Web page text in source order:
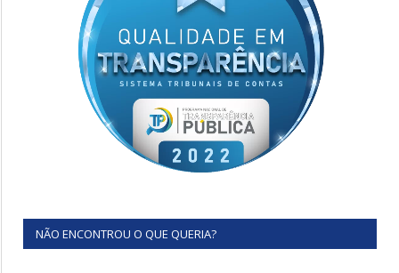
NÃO ENCONTROU O QUE QUERIA?